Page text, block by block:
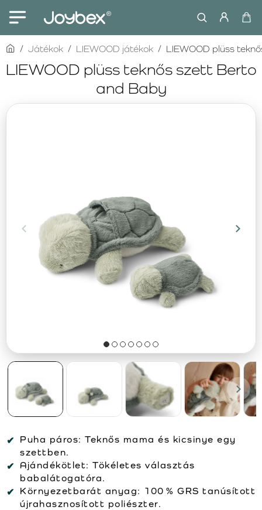
LIEWOOD plüss teknős szett Berto
and Baby
homeJátékok LIEWOOD játékok LIEWOOD plüss
Puha páros: Teknős mama és kicsinye egy
szettben.
Ajándékötlet: Tökéletes választás
babalátogatóra.
Környezetbarát anyag: 100 % GRS tanúsított
újrahasznosított poliészter.